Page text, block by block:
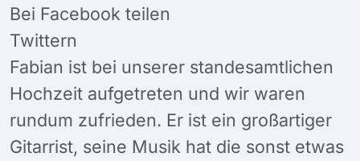
Bei Facebook teilen
Twittern
Fabian ist bei unserer standesamtlichen
Hochzeit aufgetreten und wir waren
rundum zufrieden. Er ist ein großartiger
Gitarrist, seine Musik hat die sonst etwas